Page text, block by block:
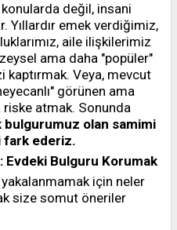
değil, insani
Yıllardır emek verdiğimiz,
aile ilişkilerimiz
ama daha "popüler"
Veya, mevcut
görünen ama
atmak. Sonunda
bulgurumuz olan samimi
fark ederiz.
Evdeki Bulguru Korumak
için neler
size somut öneriler